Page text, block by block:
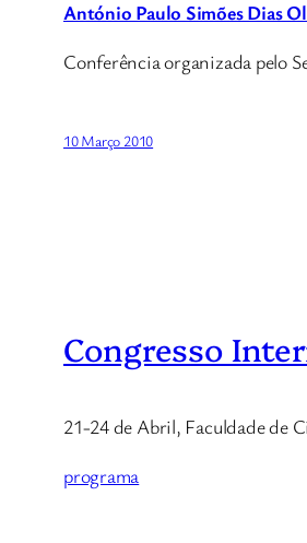
António Paulo Simões Dias
Conferência organizada pelo
10 Março 2010
Congresso
21-24 de Abril, Faculdade de
programa